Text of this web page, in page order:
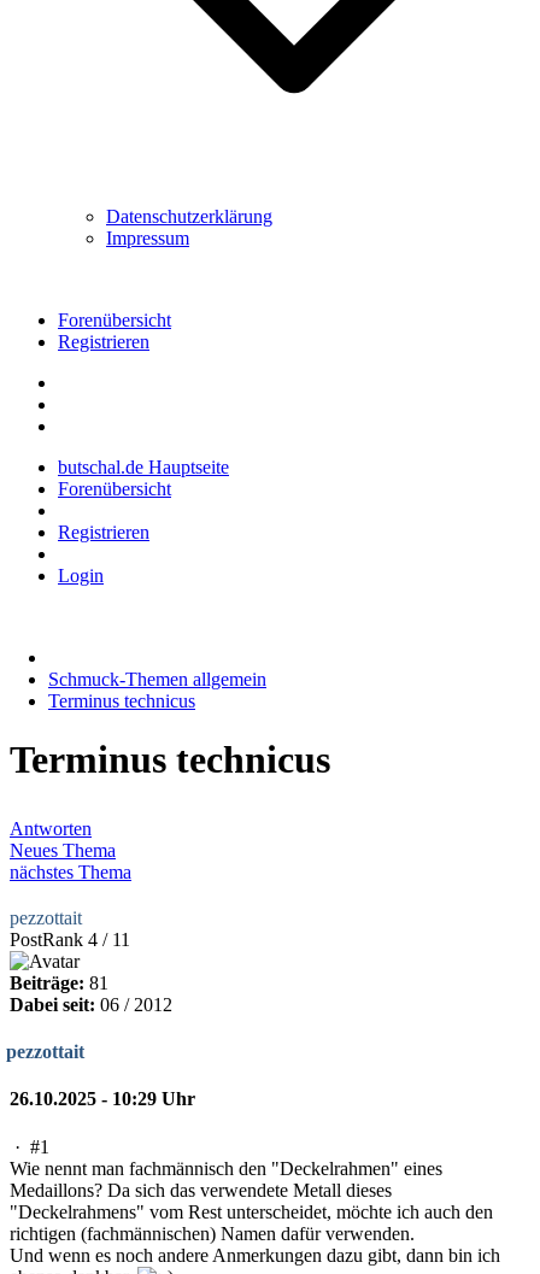
Datenschutzerklärung
Impressum
Forenübersicht
Registrieren
butschal.de Hauptseite
Forenübersicht
Registrieren
Login
Schmuck-Themen allgemein
Terminus technicus
Terminus technicus
Antworten
Neues Thema
nächstes Thema
pezzottait
PostRank 4 / 11
Beiträge: 81
Dabei seit: 06 / 2012
pezzottait
26.10.2025 - 10:29 Uhr
· #1
Wie nennt man fachmännisch den "Deckelrahmen" eines
Medaillons? Da sich das verwendete Metall dieses
"Deckelrahmens" vom Rest unterscheidet, möchte ich auch den
richtigen (fachmännischen) Namen dafür verwenden.
Und wenn es noch andere Anmerkungen dazu gibt, dann bin ich